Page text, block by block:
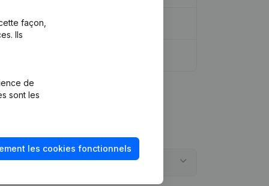
façon,
Ils
de
sont les
les cookies fonctionnels